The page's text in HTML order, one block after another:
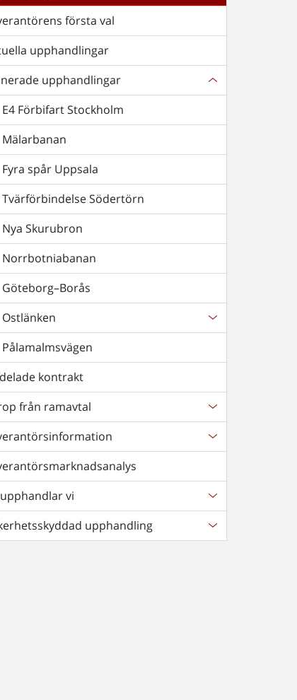
första val
upphandlingar
upphandlingar
E4 Förbifart Stockholm
Mälarbanan
Fyra spår Uppsala
Tvärförbindelse Södertörn
Nya Skurubron
Norrbotniabanan
Göteborg–Borås
Ostlänken
Pålamalmsvägen
kontrakt
från ramavtal
vi
upphandling